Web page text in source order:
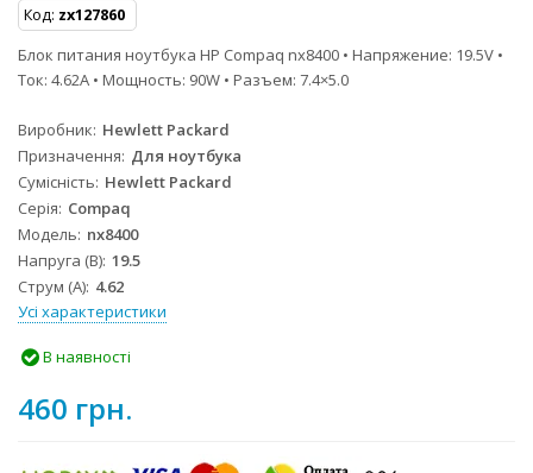
Код: zx127860
Блок питания ноутбука HP Compaq nx8400 • Напряжение: 19.5V •
Ток: 4.62A • Мощность: 90W • Разъем: 7.4×5.0
Виробник Hewlett Packard
Призначення Для ноутбука
Сумісність Hewlett Packard
Серія Compaq
Модель nx8400
Напруга (В) 19.5
Струм (А) 4.62
Усі характеристики
В наявності
460 грн.